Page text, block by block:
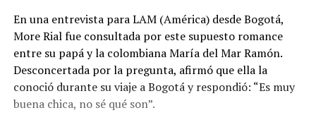
En una entrevista para LAM (América) desde Bogotá,
More Rial fue consultada por este supuesto romance
entre su papá y la colombiana María del Mar Ramón.
Desconcertada por la pregunta, afirmó que ella la
conoció durante su viaje a Bogotá y respondió: “Es muy
buena chica, no sé qué son”.